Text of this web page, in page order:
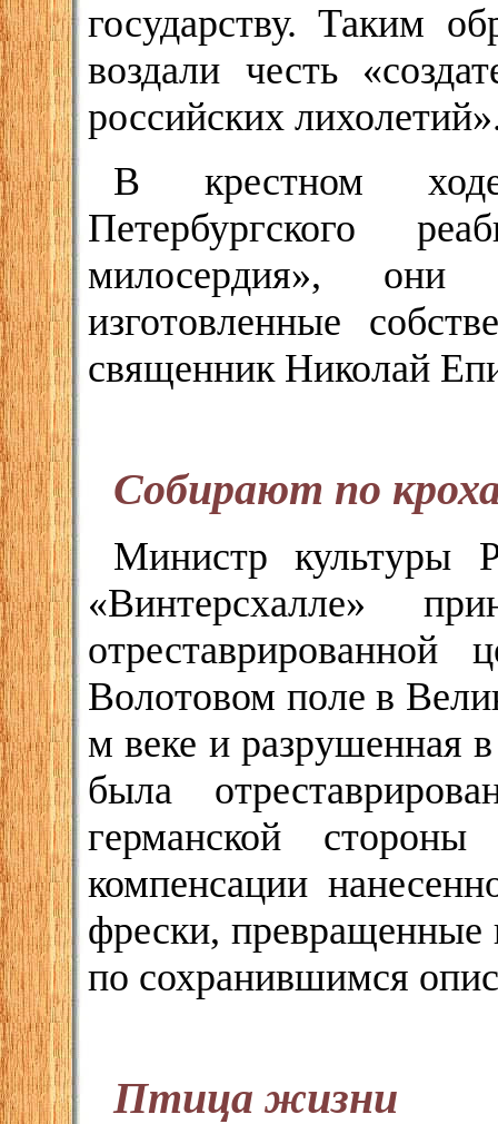
государству. Таким
воздали честь
российских
В крестном ходе
Петербургского
милосердия»,
изготовленные
священник Николай
Собирают по
Министр культуры
«Винтерсхалле»
Волотовом поле в
м веке и разрушенная
была
германской
компенсации
фрески, превращенные
по сохранившимся
Птица жизни